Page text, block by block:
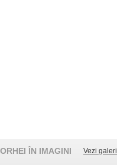
ORHEI ÎN IMAGINI Vezi